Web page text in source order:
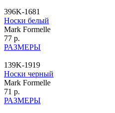
396K-1681
Носки белый
Mark Formelle
77 р.
РАЗМЕРЫ
139K-1919
Носки черный
Mark Formelle
71 р.
РАЗМЕРЫ